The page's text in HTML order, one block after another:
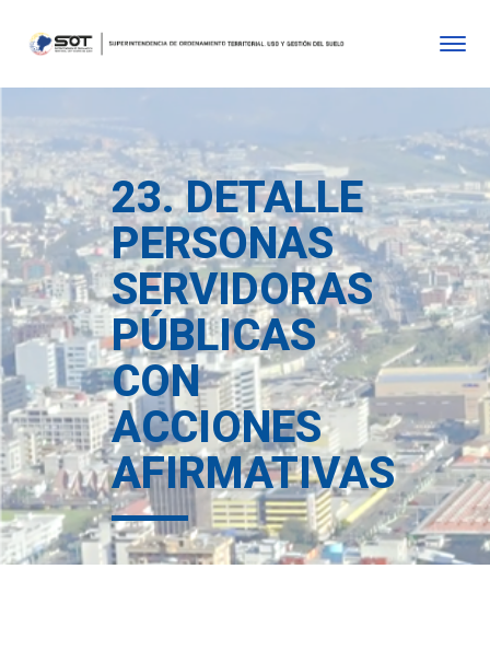
23. DETALLE
PERSONAS
SERVIDORAS
PÚBLICAS
CON
ACCIONES
AFIRMATIVAS